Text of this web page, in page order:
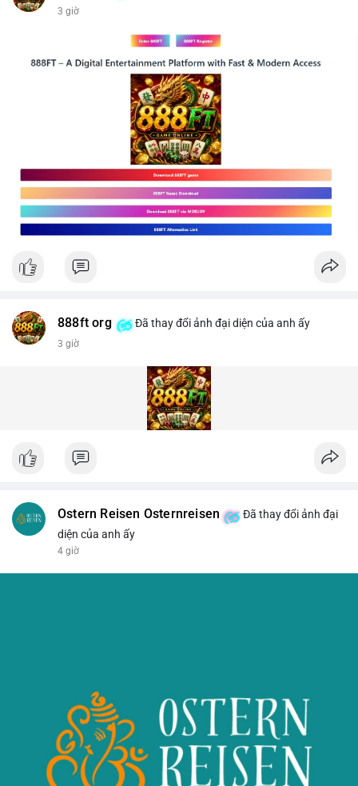
3 giờ
888ft org Đã thay đổi ảnh đại diện của anh ấy
3 giờ
Ostern Reisen Osternreisen
Đã thay đổi ảnh đại
diện của anh ấy
4 giờ